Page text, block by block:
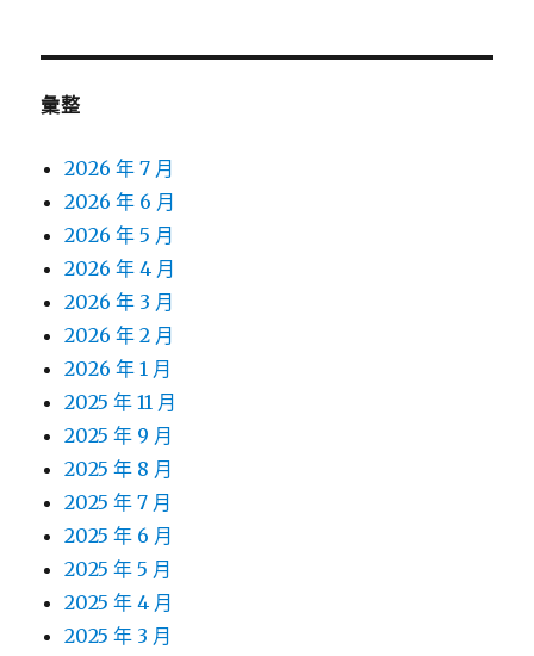
彙整
2026 年 7 月
2026 年 6 月
2026 年 5 月
2026 年 4 月
2026 年 3 月
2026 年 2 月
2026 年 1 月
2025 年 11 月
2025 年 9 月
2025 年 8 月
2025 年 7 月
2025 年 6 月
2025 年 5 月
2025 年 4 月
2025 年 3 月